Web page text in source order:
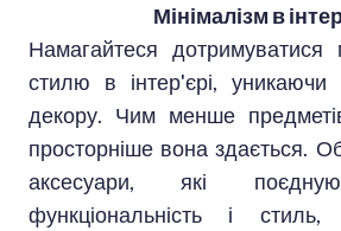
Мінімалізм в
Намагайтеся дотримуватися
стилю в інтер'єрі, уникаючи
декору. Чим менше
просторніше вона здається.
аксесуари, які
функціональність і